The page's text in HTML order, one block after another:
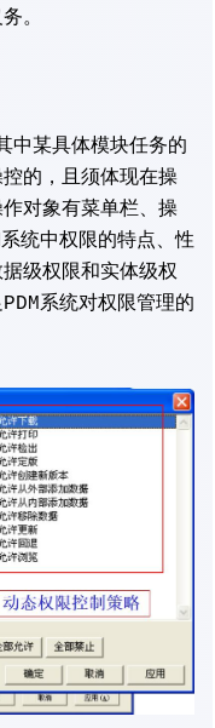
。
某具体模块任务的
的，且须体现在操
对象有菜单栏、操
统中权限的特点、性
级权限和实体级权
系统对权限管理的